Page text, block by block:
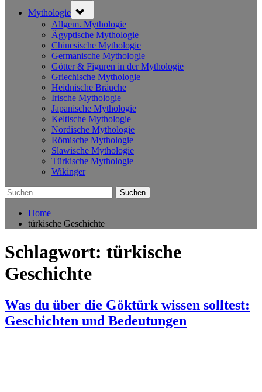
Mythologie sub-
menu
Allgem. Mythologie
Ägyptische Mythologie
Chinesische Mythologie
Germanische Mythologie
Götter & Figuren in der Mythologie
Griechische Mythologie
Heidnische Bräuche
Irische Mythologie
Japanische Mythologie
Keltische Mythologie
Nordische Mythologie
Römische Mythologie
Slawische Mythologie
Türkische Mythologie
Wikinger
Suchen
nach:
Home
türkische Geschichte
Schlagwort: türkische
Geschichte
Was du über die Göktürk wissen solltest:
Geschichten und Bedeutungen